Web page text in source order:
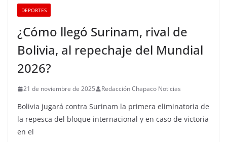
DEPORTES
¿Cómo llegó Surinam, rival de
Bolivia, al repechaje del Mundial
2026?
21 de noviembre de 2025 Redacción Chapaco Noticias
Bolivia jugará contra Surinam la primera eliminatoria de
la repesca del bloque internacional y en caso de victoria
en el